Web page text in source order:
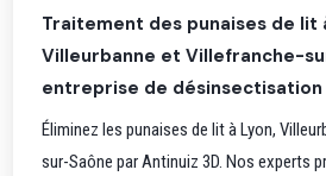
Traitement des punaises de lit
Villeurbanne et Villefranche-
entreprise de désinsectisation
Éliminez les punaises de lit à Lyon,
sur-Saône par Antinuiz 3D. Nos experts